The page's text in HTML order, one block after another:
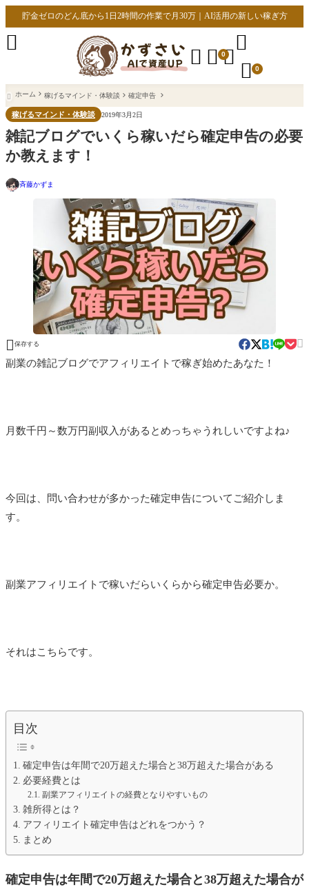
貯金ゼロのどん底から1日2時間の作業で月30万｜AI活用の新しい稼ぎ方
  0

 0

 ホーム 稼げるマインド・体験談 確定申告
稼げるマインド・体験談 2019年3月2日
雑記ブログでいくら稼いだら確定申告の必要
か教えます！
斉藤かずま
 保存する 
副業の雑記ブログでアフィリエイトで稼ぎ始めたあなた！
月数千円～数万円副収入があるとめっちゃうれしいですよね♪
今回は、問い合わせが多かった確定申告についてご紹介しま
す。
副業アフィリエイトで稼いだらいくらから確定申告必要か。
それはこちらです。
目次
確定申告は年間で20万超えた場合と38万超えた場合がある
必要経費とは
副業アフィリエイトの経費となりやすいもの
雑所得とは？
アフィリエイト確定申告はどれをつかう？
まとめ
確定申告は年間で20万超えた場合と38万超えた場合が